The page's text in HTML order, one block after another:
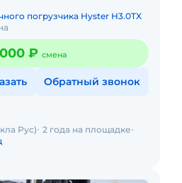
погрузчика Hyster H3.0TX
₽ смена
Обратный звонок
Рус) 2 года на площадке